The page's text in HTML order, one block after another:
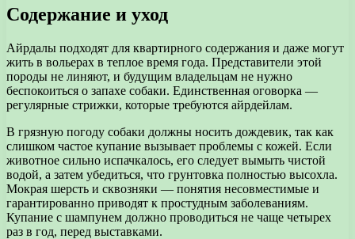
Содержание и уход
Айрдалы подходят для квартирного содержания и даже могут
жить в вольерах в теплое время года. Представители этой
породы не линяют, и будущим владельцам не нужно
беспокоиться о запахе собаки. Единственная оговорка —
регулярные стрижки, которые требуются айрдейлам.
В грязную погоду собаки должны носить дождевик, так как
слишком частое купание вызывает проблемы с кожей. Если
животное сильно испачкалось, его следует вымыть чистой
водой, а затем убедиться, что грунтовка полностью высохла.
Мокрая шерсть и сквозняки — понятия несовместимые и
гарантированно приводят к простудным заболеваниям.
Купание с шампунем должно проводиться не чаще четырех
раз в год, перед выставками.